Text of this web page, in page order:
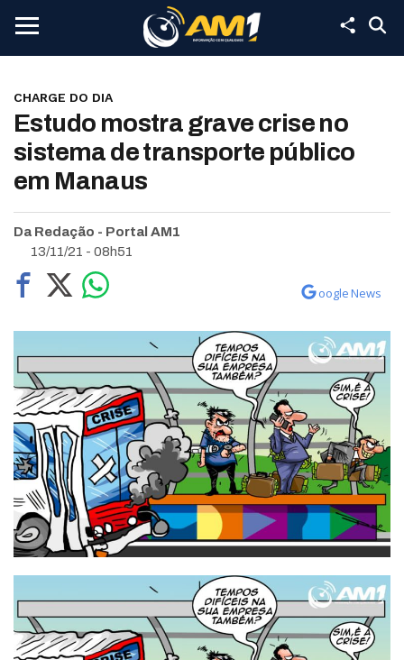
CHARGE DO DIA
Estudo mostra grave crise no
sistema de transporte público
em Manaus
Da Redação - Portal AM1
13/11/21 - 08h51
oogle News